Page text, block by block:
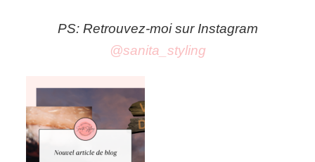
PS: Retrouvez-moi sur Instagram
@sanita_styling